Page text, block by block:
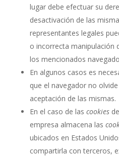
lugar debe efectuar su
desactivación de las
representantes legales
o incorrecta manipulación
los mencionados
En algunos casos es
que el navegador no
aceptación de las mismas.
En el caso de las cookies
empresa almacena las
ubicados en Estados
compartirla con terceros,